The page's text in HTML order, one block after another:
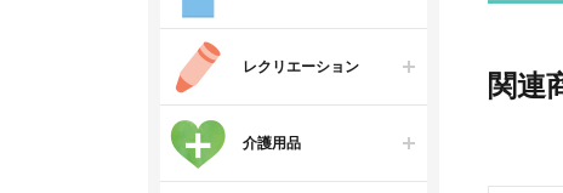
レクリエーション
介護用品
関連